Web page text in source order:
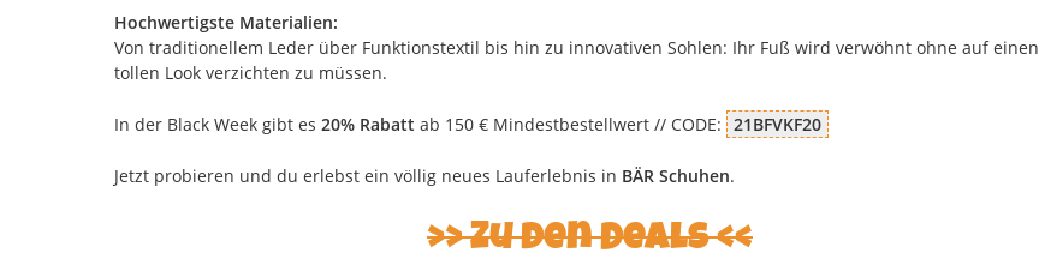
Hochwertigste Materialien:
Von traditionellem Leder über Funktionstextil bis hin zu innovativen Sohlen: Ihr Fuß wird verwöhnt ohne auf einen
tollen Look verzichten zu müssen.
In der Black Week gibt es 20% Rabatt ab 150 € Mindestbestellwert // CODE: 21BFVKF20
Jetzt probieren und du erlebst ein völlig neues Lauferlebnis in BÄR Schuhen.
Zu den Deals